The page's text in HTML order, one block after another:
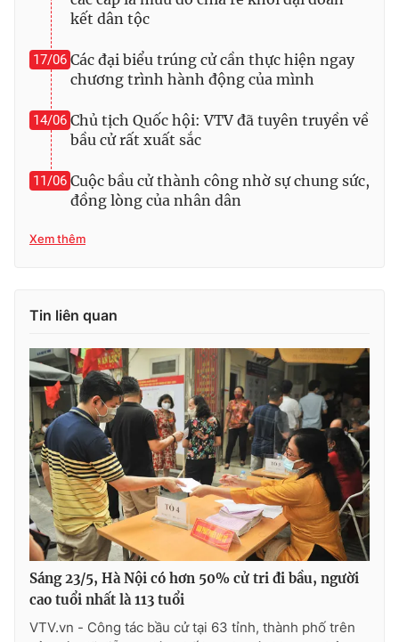
kết dân tộc
17/06 Các đại biểu trúng cử cần thực hiện ngay
chương trình hành động của mình
14/06 Chủ tịch Quốc hội: VTV đã tuyên truyền về
bầu cử rất xuất sắc
11/06 Cuộc bầu cử thành công nhờ sự chung sức,
đồng lòng của nhân dân
Xem thêm
Tin liên quan
Sáng 23/5, Hà Nội có hơn 50% cử tri đi bầu, người
cao tuổi nhất là 113 tuổi
VTV.vn - Công tác bầu cử tại 63 tỉnh, thành phố trên